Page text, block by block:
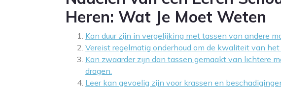
Heren: Wat Je Moet Weten
Kan duur zijn in vergelijking met tassen van andere
Vereist regelmatig onderhoud om de kwaliteit van het
Kan zwaarder zijn dan tassen gemaakt van lichtere
dragen.
Leer kan gevoelig zijn voor krassen en